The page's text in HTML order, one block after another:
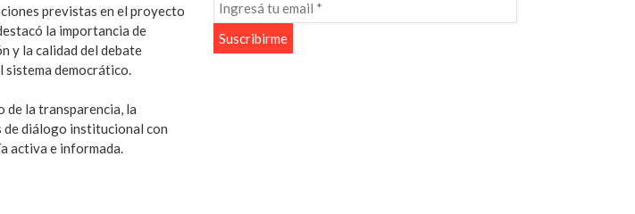
previstas en el proyecto
la importancia de
y la calidad del debate
sistema democrático.
de la transparencia, la
diálogo institucional con
activa e informada.